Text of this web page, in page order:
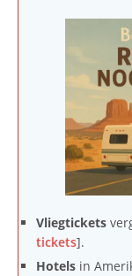
Vliegtickets
tickets].
Hotels in